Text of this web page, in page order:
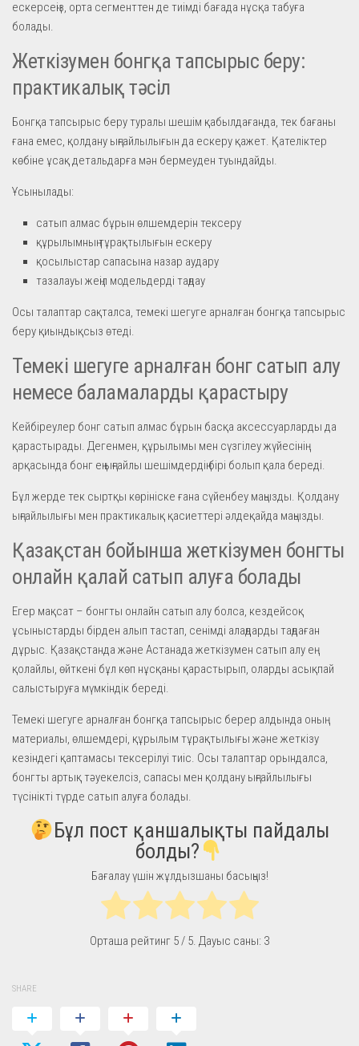
ескерсеңіз, орта сегменттен де тиімді бағада нұсқа табуға
болады.
Жеткізумен бонгқа тапсырыс беру:
практикалық тәсіл
Бонгқа тапсырыс беру туралы шешім қабылдағанда, тек бағаны
ғана емес, қолдану ыңғайлылығын да ескеру қажет. Қателіктер
көбіне ұсақ детальдарға мән бермеуден туындайды.
Ұсынылады:
сатып алмас бұрын өлшемдерін тексеру
құрылымның тұрақтылығын ескеру
қосылыстар сапасына назар аудару
тазалауы жеңіл модельдерді таңдау
Осы талаптар сақталса, темекі шегуге арналған бонгқа тапсырыс
беру қиындықсыз өтеді.
Темекі шегуге арналған бонг сатып алу
немесе баламаларды қарастыру
Кейбіреулер бонг сатып алмас бұрын басқа аксессуарларды да
қарастырады. Дегенмен, құрылымы мен сүзгілеу жүйесінің
арқасында бонг ең ыңғайлы шешімдердің бірі болып қала береді.
Бұл жерде тек сыртқы көрініске ғана сүйенбеу маңызды. Қолдану
ыңғайлылығы мен практикалық қасиеттері әлдеқайда маңызды.
Қазақстан бойынша жеткізумен бонгты
онлайн қалай сатып алуға болады
Егер мақсат – бонгты онлайн сатып алу болса, кездейсоқ
ұсыныстарды бірден алып тастап, сенімді алаңдарды таңдаған
дұрыс. Қазақстанда және Астанада жеткізумен сатып алу ең
қолайлы, өйткені бұл көп нұсқаны қарастырып, оларды асықпай
салыстыруға мүмкіндік береді.
Темекі шегуге арналған бонгқа тапсырыс берер алдында оның
материалы, өлшемдері, құрылым тұрақтылығы және жеткізу
кезіндегі қаптамасы тексерілуі тиіс. Осы талаптар орындалса,
бонгты артық тәуекелсіз, сапасы мен қолдану ыңғайлылығы
түсінікті түрде сатып алуға болады.
Бұл пост қаншалықты пайдалы
болды?
Бағалау үшін жұлдызшаны басыңыз!
Орташа рейтинг 5/ 5. Дауыс саны: 3
SHARE